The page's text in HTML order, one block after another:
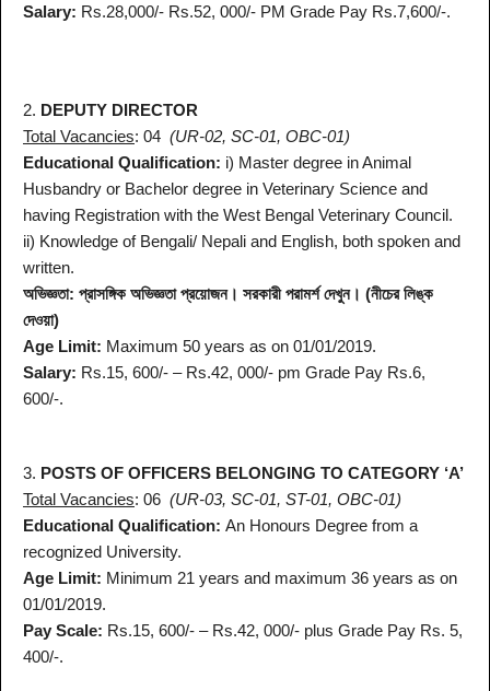
Salary: Rs.28,000/- Rs.52, 000/- PM Grade Pay Rs.7,600/-.
2. DEPUTY DIRECTOR
Total Vacancies: 04 (UR-02, SC-01, OBC-01)
Educational Qualification: i) Master degree in Animal
Husbandry or Bachelor degree in Veterinary Science and
having Registration with the West Bengal Veterinary Council.
ii) Knowledge of Bengali/ Nepali and English, both spoken and
written.
অভিজ্ঞতা: প্রাসঙ্গিক অভিজ্ঞতা প্রয়োজন। সরকারী পরামর্শ দেখুন। (নীচের লিঙ্ক
দেওয়া)
Age Limit: Maximum 50 years as on 01/01/2019.
Salary: Rs.15, 600/- – Rs.42, 000/- pm Grade Pay Rs.6,
600/-.
3. POSTS OF OFFICERS BELONGING TO CATEGORY ‘A’
Total Vacancies: 06 (UR-03, SC-01, ST-01, OBC-01)
Educational Qualification: An Honours Degree from a
recognized University.
Age Limit: Minimum 21 years and maximum 36 years as on
01/01/2019.
Pay Scale: Rs.15, 600/- – Rs.42, 000/- plus Grade Pay Rs. 5,
400/-.